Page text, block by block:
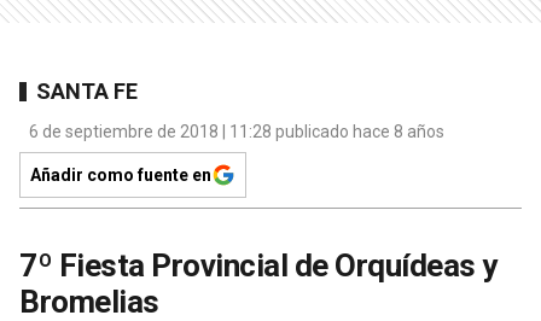
SANTA FE
6 de septiembre de 2018 | 11:28 publicado hace 8 años
Añadir como fuente en
7º Fiesta Provincial de Orquídeas y
Bromelias